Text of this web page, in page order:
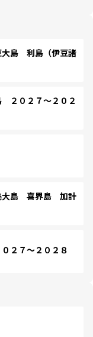
島 利島（伊豆諸
０２７～２０２
島 喜界島 加計
２７～２０２８